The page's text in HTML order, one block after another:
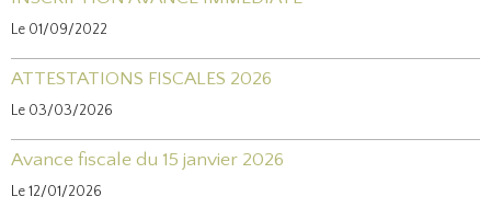
Le 01/09/2022
ATTESTATIONS FISCALES 2026
Le 03/03/2026
Avance fiscale du 15 janvier 2026
Le 12/01/2026